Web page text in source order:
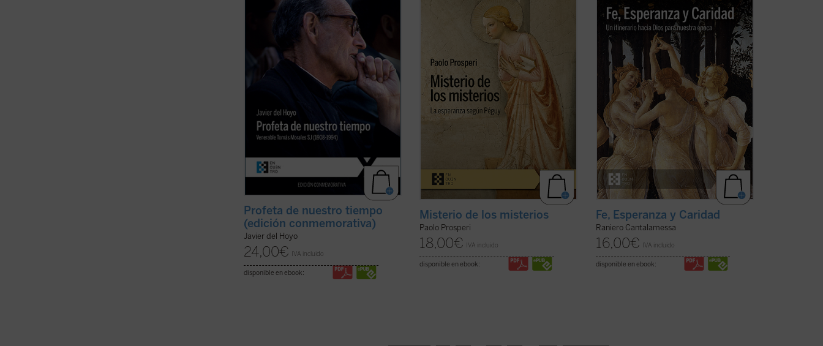
la biografía de un hombre, el Venerable
Tomás Morales SJ, en cuyo devenir
histórico se amasan los aconteceres
sociales y políticos, culturales y eclesiales
más trascendentes de España en el siglo
...
(ver ficha)
Profeta de nuestro tiempo
(edición conmemorativa)
Javier del Hoyo
24,00€ IVA incluido
disponible en ebook:
ensayo ofrecer un comentario exhaustivo
Misteriosde Péguy, sino que se
fija un objetivo más circunscrito, pero no
menos difícil: intentar comprender las
razones que llevan al autor de este ...
ficha)
Misterio de los misterios
Paolo Prosperi
18,00€ IVA incluido
disponible en ebook:
acompaña a los lectores en un viaje hacia
la comprensión de las virtudes
teologales: Fe, Esperanza y Caridad, con
la certeza de que no hay ningún
contenido de la fe, por elevado que sea,
que no pueda hacerse ...
(ver ficha)
Fe, Esperanza y Caridad
Raniero Cantalamessa
16,00€ IVA incluido
disponible en ebook: